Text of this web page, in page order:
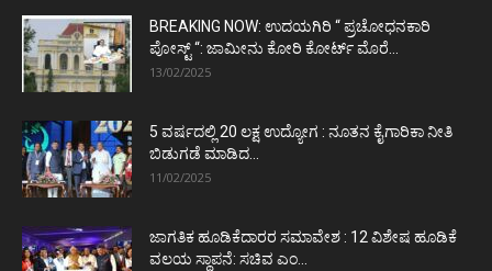
BREAKING NOW: ಉದಯಗಿರಿ “ ಪ್ರಚೋಧನಕಾರಿ
ಪೋಸ್ಟ್‌ “: ಜಾಮೀನು ಕೋರಿ ಕೋರ್ಟ್‌ ಮೊರೆ...
13/02/2025
5 ವರ್ಷದಲ್ಲಿ 20 ಲಕ್ಷ ಉದ್ಯೋಗ : ನೂತನ ಕೈಗಾರಿಕಾ ನೀತಿ
ಬಿಡುಗಡೆ ಮಾಡಿದ...
11/02/2025
ಜಾಗತಿಕ ಹೂಡಿಕೆದಾರರ ಸಮಾವೇಶ : 12 ವಿಶೇಷ ಹೂಡಿಕೆ
ವಲಯ ಸ್ಥಾಪನೆ: ಸಚಿವ ಎಂ...